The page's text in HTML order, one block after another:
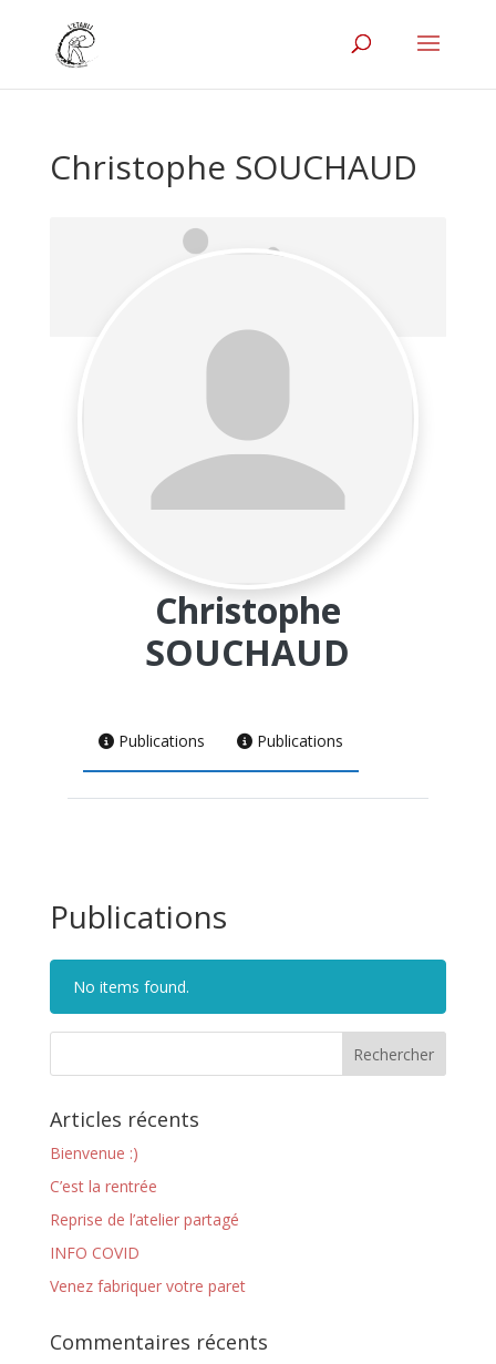
Christophe SOUCHAUD
Christophe
SOUCHAUD
Publications Publications
Publications
No items found.
Articles récents
Bienvenue :)
C’est la rentrée
Reprise de l’atelier partagé
INFO COVID
Venez fabriquer votre paret
Commentaires récents